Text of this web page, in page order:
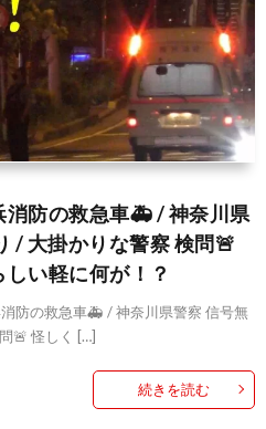
防の救急車🚑 / 神奈川県
/ 大掛かりな警察 検問🚨
い軽に何が！？
防の救急車🚑 / 神奈川県警察 信号無
🚨 怪しく […]
続きを読む